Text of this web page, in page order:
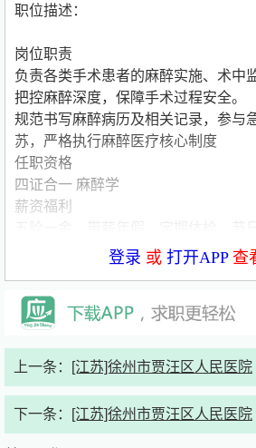
职位描述：
岗位职责
负责各类手术患者的麻醉实施、术中
把控麻醉深度，保障手术过程安全。
规范书写麻醉病历及相关记录，参与
苏，严格执行麻醉医疗核心制度
任职资格
四证合一 麻醉学
薪资福利
机会，支持职业技能提升。
联系方式：
简历接收邮箱：j********@163.com
登录 或 打开APP查
上一条： [江苏]徐州市贾汪区人民医院
下一条： [江苏]徐州市贾汪区人民医院